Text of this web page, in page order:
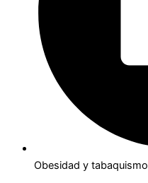
Obesidad y tabaquismo